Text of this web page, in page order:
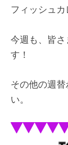
フィッシュカ
今週も、皆
す！
その他の週
い。